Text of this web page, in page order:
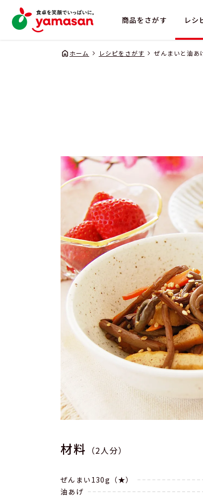
商品をさがす レシ
ホーム レシピをさがす ぜんまいと油あ
材料 （2人分）
ぜんまい130g（★）
油あげ